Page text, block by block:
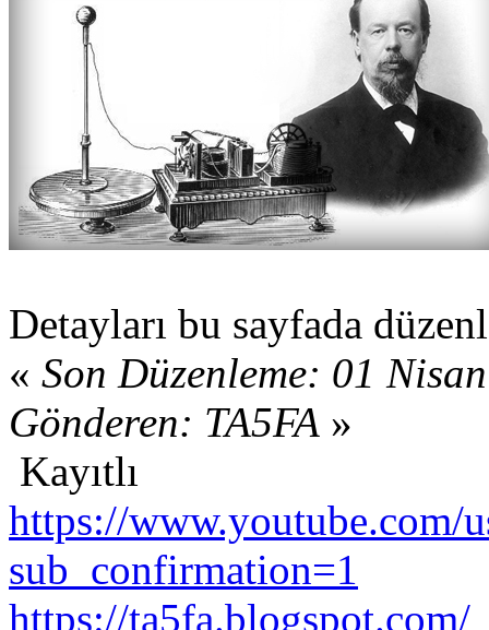
Detayları bu sayfada
« Son Düzenleme: 01
Gönderen: TA5FA »
Kayıtlı
https://www.youtube.com/
sub_confirmation=1
https://ta5fa.blogspot.com/